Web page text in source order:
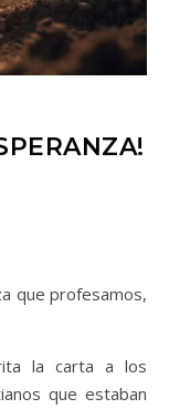
que profesamos,
la carta a los
que estaban